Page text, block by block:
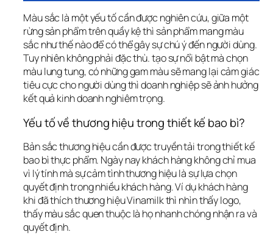
Màu sắc là một yếu tố cần được nghiên cứu, giữa một
rừng sản phẩm trên quầy kệ thì sản phẩm mang màu
sắc như thế nào để có thể gây sự chú ý đến người dùng.
Tuy nhiên không phải đặc thù. tạo sự nổi bật mà chọn
màu lung tung, có những gam màu sẽ mang lại cảm giác
tiêu cực cho người dùng thì doanh nghiệp sẽ ảnh hưởng
kết quả kinh doanh nghiêm trọng.
Yếu tố về thương hiệu trong thiết kế bao bì?
Bản sắc thương hiệu cần được truyền tải trong thiết kế
bao bì thực phẩm. Ngày nay khách hàng không chỉ mua
vì lý tính mà sự cảm tình thương hiệu là sự lựa chọn
quyết định trong nhiều khách hàng. Ví dụ khách hàng
khi đã thích thương hiệu Vinamilk thì nhìn thấy logo,
thấy màu sắc quen thuộc là họ nhanh chóng nhận ra và
quyết định.